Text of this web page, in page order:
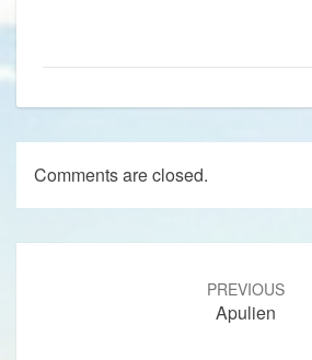
Comments are closed.
PREVIOUS
Apulien